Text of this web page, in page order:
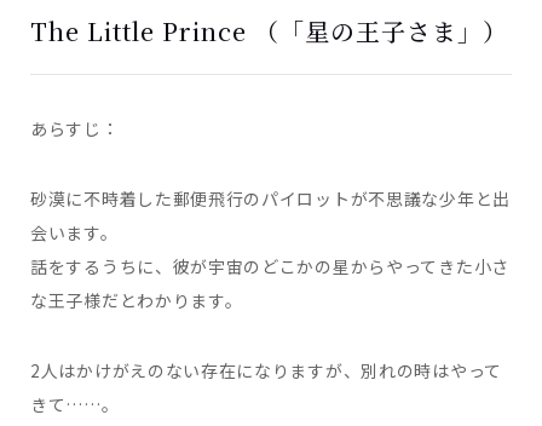
The Little Prince （「星の王子さま」）
あらすじ：
砂漠に不時着した郵便飛行のパイロットが不思議な少年と出
会います。
話をするうちに、彼が宇宙のどこかの星からやってきた小さ
な王子様だとわかります。
2人はかけがえのない存在になりますが、別れの時はやって
きて……。